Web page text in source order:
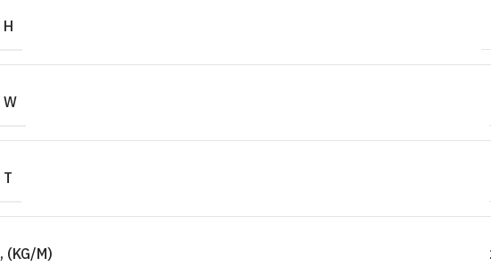
H
W
T
(KG/M)